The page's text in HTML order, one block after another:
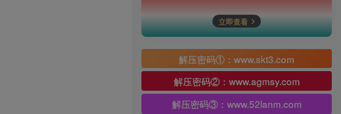
立即查看
解压密码①：www.skt3.com
解压密码②：www.agmsy.com
解压密码③：www.52lanm.com